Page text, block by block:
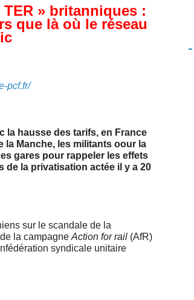
» britanniques :
que là où le réseau
pcf.fr/
la hausse des tarifs, en France
la Manche, les militants oour la
gares pour rappeler les effets
la privatisation actée il y a 20
sur le scandale de la
la campagne Action for rail (AfR)
syndicale unitaire